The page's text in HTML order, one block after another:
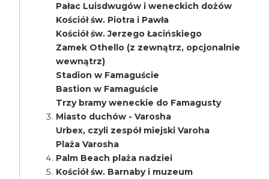
Pałac Luisdwugów i weneckich dożów
Kościół św. Piotra i Pawła
Kościół św. Jerzego Łacińskiego
Zamek Othello (z zewnątrz, opcjonalnie
wewnątrz)
Stadion w Famaguście
Bastion w Famaguście
Trzy bramy weneckie do Famagusty
Miasto duchów - Varosha
Urbex, czyli zespół miejski Varoha
Plaża Varosha
Palm Beach plaża nadziei
Kościół św. Barnaby i muzeum